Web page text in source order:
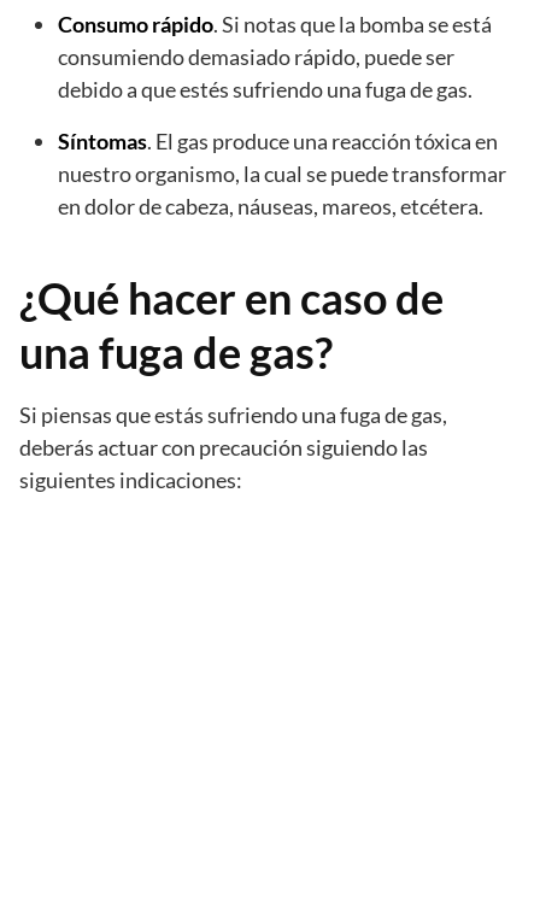
Consumo rápido. Si notas que la bomba se está
consumiendo demasiado rápido, puede ser
debido a que estés sufriendo una fuga de gas.
Síntomas. El gas produce una reacción tóxica en
nuestro organismo, la cual se puede transformar
en dolor de cabeza, náuseas, mareos, etcétera.
¿Qué hacer en caso de
una fuga de gas?
Si piensas que estás sufriendo una fuga de gas,
deberás actuar con precaución siguiendo las
siguientes indicaciones: